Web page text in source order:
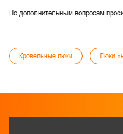
По дополнительным вопросам
Кровельные люки Люки